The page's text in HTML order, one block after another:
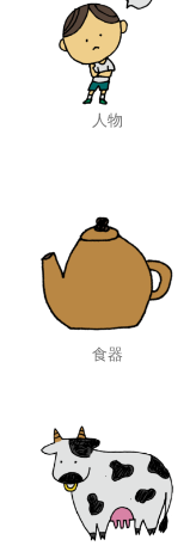
人物
食器